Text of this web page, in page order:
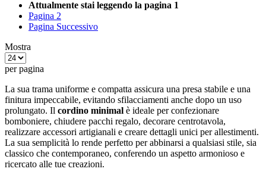
Attualmente stai leggendo la pagina 1
Pagina 2
Pagina Successivo
Mostra
per pagina
La sua trama uniforme e compatta assicura una presa stabile e una
finitura impeccabile, evitando sfilacciamenti anche dopo un uso
prolungato. Il cordino minimal è ideale per confezionare
bomboniere, chiudere pacchi regalo, decorare centrotavola,
realizzare accessori artigianali e creare dettagli unici per allestimenti.
La sua semplicità lo rende perfetto per abbinarsi a qualsiasi stile, sia
classico che contemporaneo, conferendo un aspetto armonioso e
ricercato alle tue creazioni.